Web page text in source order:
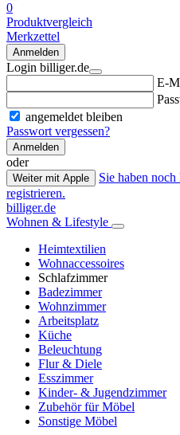
0
Produktvergleich
Merkzettel
Anmelden
Login billiger.de
E-
angemeldet bleiben
Passwort vergessen?
Anmelden
oder
Weiter mit Apple
Sie haben
registrieren.
billiger.de
Wohnen & Lifestyle
Heimtextilien
Wohnaccessoires
Schlafzimmer
Badezimmer
Wohnzimmer
Arbeitsplatz
Küche
Beleuchtung
Flur & Diele
Esszimmer
Kinder- & Jugendzimmer
Zubehör für Möbel
Sonstige Möbel